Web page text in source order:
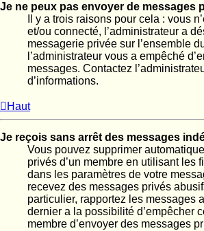
Je ne peux pas envoyer de messages
Il y a trois raisons pour cela : vous
et/ou connecté, l’administrateur a
messagerie privée sur l’ensemble
l’administrateur vous a empêché
messages. Contactez
d’informations.
Haut
Je reçois sans arrêt des messages
Vous pouvez supprimer
privés d’un membre en utilisant les
dans les paramètres de votre
recevez des messages privés
particulier, rapportez les messages
dernier a la possibilité d’empêcher
membre d’envoyer des messages